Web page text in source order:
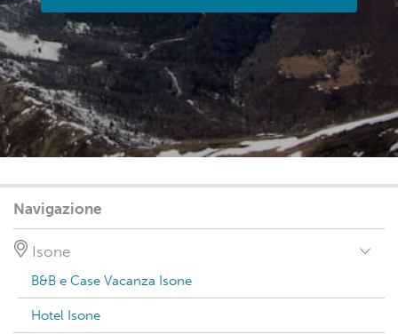
Navigazione
Isone
B&B e Case Vacanza Isone
Hotel Isone